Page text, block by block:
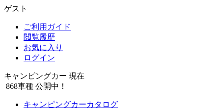
ゲスト
ご利用ガイド
閲覧履歴
お気に入り
ログイン
キャンピングカー 現在
868車種 公開中！
キャンピングカーカタログ